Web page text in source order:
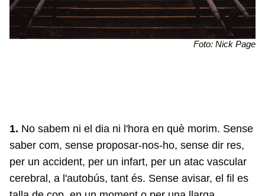
Foto: Nick Page
1. No sabem ni el dia ni l'hora en què morim. Sense
saber com, sense proposar-nos-ho, sense dir res,
per un accident, per un infart, per un atac vascular
cerebral, a l'autobús, tant és. Sense avisar, el fil es